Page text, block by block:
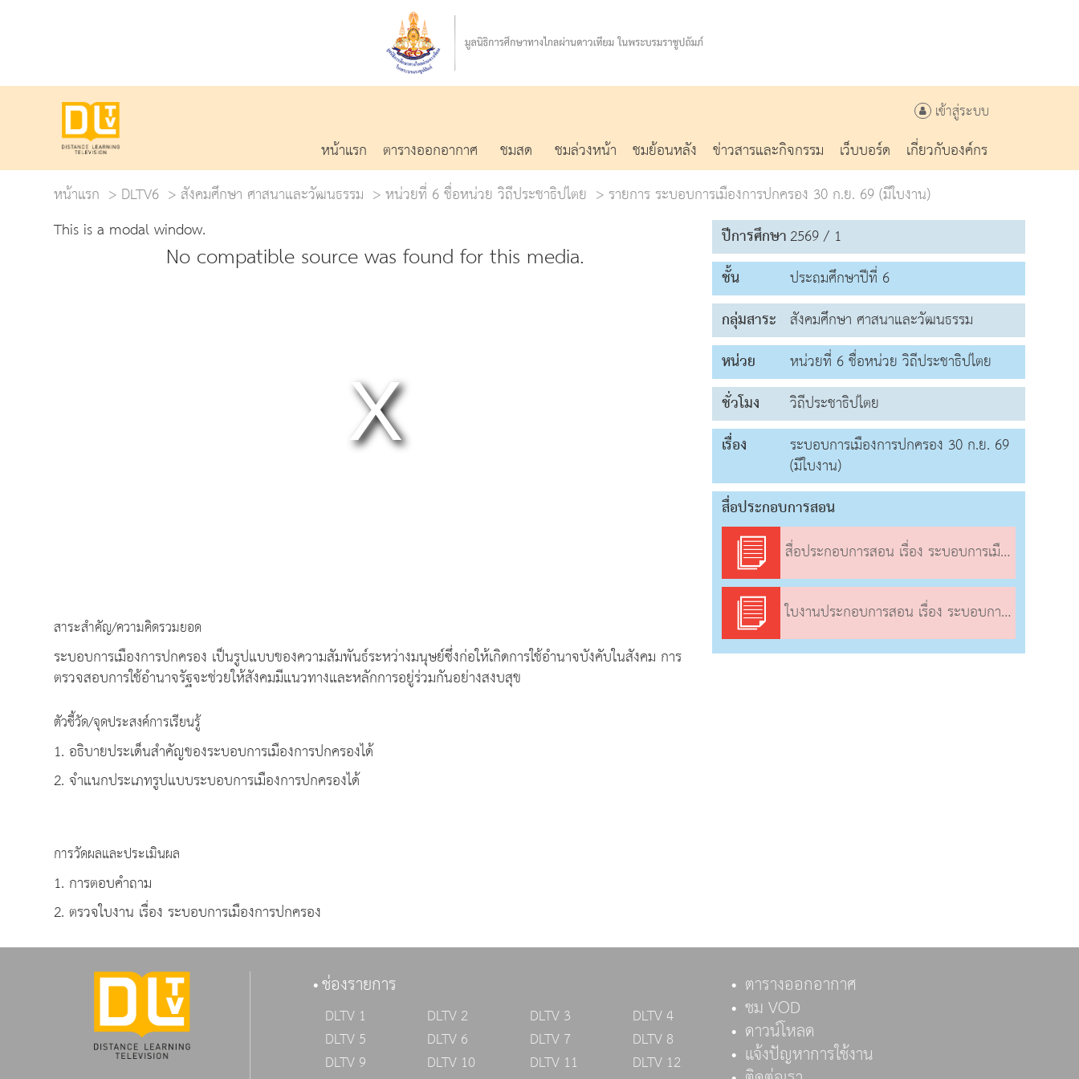
เข้าสู่ระบบ
หน้าแรก ตารางออกอากาศ ชมสด ชมล่วงหน้า ชมย้อนหลัง ข่าวสารและกิจกรรม เว็บบอร์ด
เกี่ยวกับองค์กร
หน้าแรก
DLTV6 สังคมศึกษา ศาสนาและวัฒนธรรม หน่วยที่ 6 ชื่อหน่วย วิถีประชาธิปไตย
รายการ ระบอบการเมืองการปกครอง 30 ก.ย. 69 (มีใบงาน)
This is a modal window.
No compatible source was found for this media.
สาระสำคัญ/ความคิดรวมยอด
ระบอบการเมืองการปกครอง เป็นรูปแบบของความสัมพันธ์ระหว่างมนุษย์ซึ่งก่อให้เกิดการใช้อำนาจบังคับในสังคม การ
ตรวจสอบการใช้อำนาจรัฐจะช่วยให้สังคมมีแนวทางและหลักการอยู่ร่วมกันอย่างสงบสุข
ตัวชี้วัด/จุดประสงค์การเรียนรู้
1. อธิบายประเด็นสำคัญของระบอบการเมืองการปกครองได้
2. จำแนกประเภทรูปแบบระบอบการเมืองการปกครองได้
การวัดผลและประเมินผล
1. การตอบคำถาม
2. ตรวจใบงาน เรื่อง ระบอบการเมืองการปกครอง
ปีการศึกษา2569 / 1
ชั้น
ประถมศึกษาปีที่ 6
กลุ่มสาระ สังคมศึกษา ศาสนาและวัฒนธรรม
หน่วย
หน่วยที่ 6 ชื่อหน่วย วิถีประชาธิปไตย
ชั่วโมง
วิถีประชาธิปไตย
เรื่อง
ระบอบการเมืองการปกครอง 30 ก.ย. 69
(มีใบงาน)
สื่อประกอบการสอน
สื่อประกอบการสอน เรื่อง ระบอบการเมืองการปกครอง
ใบงานประกอบการสอน เรื่อง ระบอบการเมืองการปกครอง
ช่องรายการ
DLTV 1 DLTV 2 DLTV 3
DLTV 4
DLTV 5
DLTV 6 DLTV 7
DLTV 8
DLTV 9
DLTV 10 DLTV 11
DLTV 12
ตารางออกอากาศ
ชม VOD
ดาวน์โหลด
แจ้งปัญหาการใช้งาน